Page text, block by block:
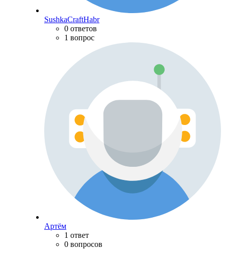
SushkaCraftHabr
0 ответов
1 вопрос
Артём
1 ответ
0 вопросов